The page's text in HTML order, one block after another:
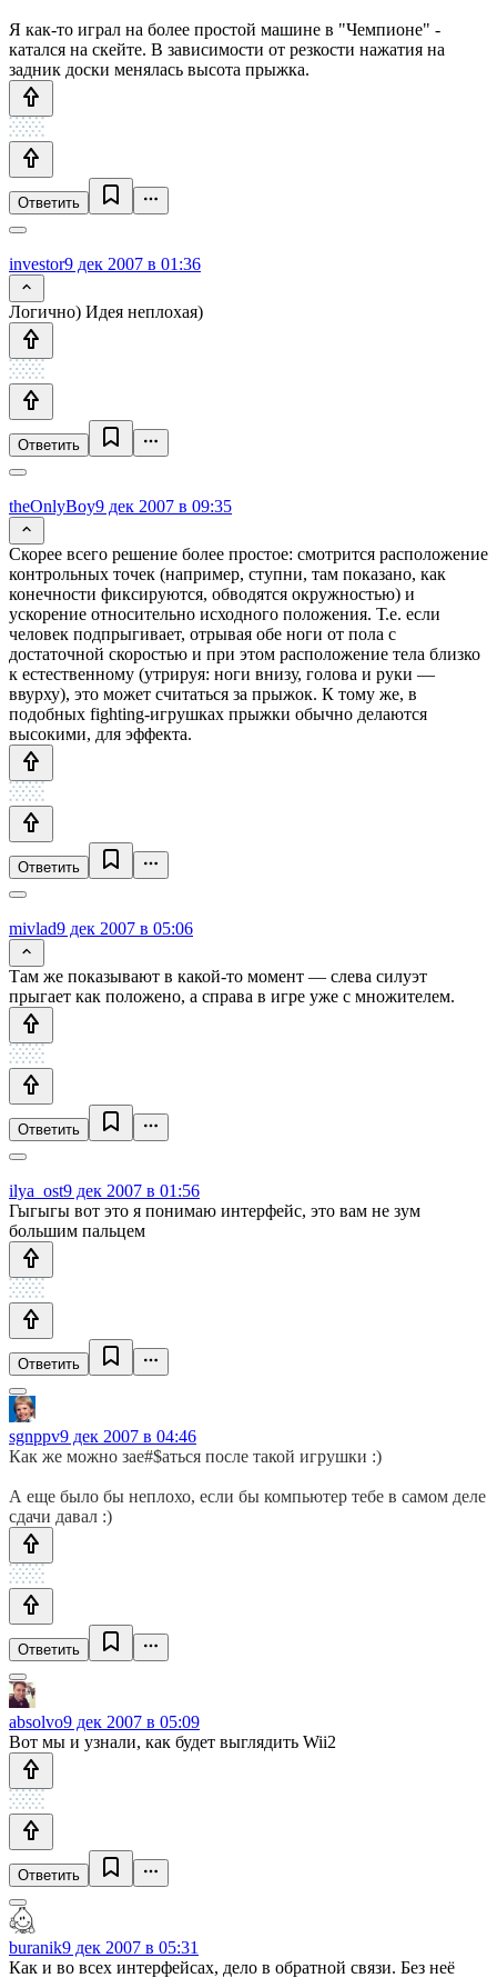
Я как-то играл на более простой машине в "Чемпионе" -
катался на скейте. В зависимости от резкости нажатия на
задник доски менялась высота прыжка.
Ответить
investor9 дек 2007 в 01:36
Логично) Идея неплохая)
Ответить
theOnlyBoy9 дек 2007 в 09:35
Скорее всего решение более простое: смотрится расположение
контрольных точек (например, ступни, там показано, как
конечности фиксируются, обводятся окружностью) и
ускорение относительно исходного положения. Т.е. если
человек подпрыгивает, отрывая обе ноги от пола с
достаточной скоростью и при этом расположение тела близко
к естественному (утрируя: ноги внизу, голова и руки —
ввурху), это может считаться за прыжок. К тому же, в
подобных fighting-игрушках прыжки обычно делаются
высокими, для эффекта.
Ответить
mivlad9 дек 2007 в 05:06
Там же показывают в какой-то момент — слева силуэт
прыгает как положено, а справа в игре уже с множителем.
Ответить
ilya_ost9 дек 2007 в 01:56
Гыгыгы вот это я понимаю интерфейс, это вам не зум
большим пальцем
Ответить
sgnppv9 дек 2007 в 04:46
Как же можно зае#$аться после такой игрушки :)
А еще было бы неплохо, если бы компьютер тебе в самом деле
сдачи давал :)
Ответить
absolvo9 дек 2007 в 05:09
Вот мы и узнали, как будет выглядить Wii2
Ответить
buranik9 дек 2007 в 05:31
Как и во всех интерфейсах, дело в обратной связи. Без неё